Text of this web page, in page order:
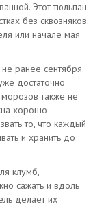
Этот тюльпан
без сквозняков.
или начале мая
ранее сентября.
достаточно
также не
хорошо
то, что каждый
и хранить до
клумб,
сажать и вдоль
делает их